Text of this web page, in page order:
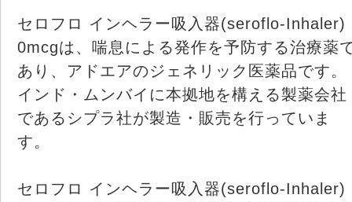
セロフロ インヘラー吸入器(seroflo-Inhaler)
0mcgは、喘息による発作を予防する治療薬
あり、アドエアのジェネリック医薬品です。
インド・ムンバイに本拠地を構える製薬会社
であるシプラ社が製造・販売を行っていま
す。
セロフロ インヘラー吸入器(seroflo-Inhaler)